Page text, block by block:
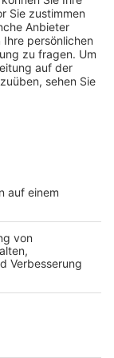
von Samstag
sie
Konrad-
die
Haltestellen.